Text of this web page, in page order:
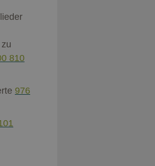
810
976